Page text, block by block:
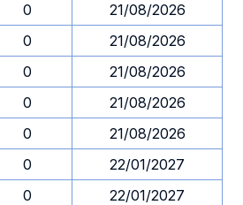
0
21/08/2026
0
21/08/2026
0
21/08/2026
0
21/08/2026
0
21/08/2026
0
22/01/2027
0
22/01/2027